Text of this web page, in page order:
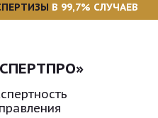
В 99,7% СЛУЧАЕВ